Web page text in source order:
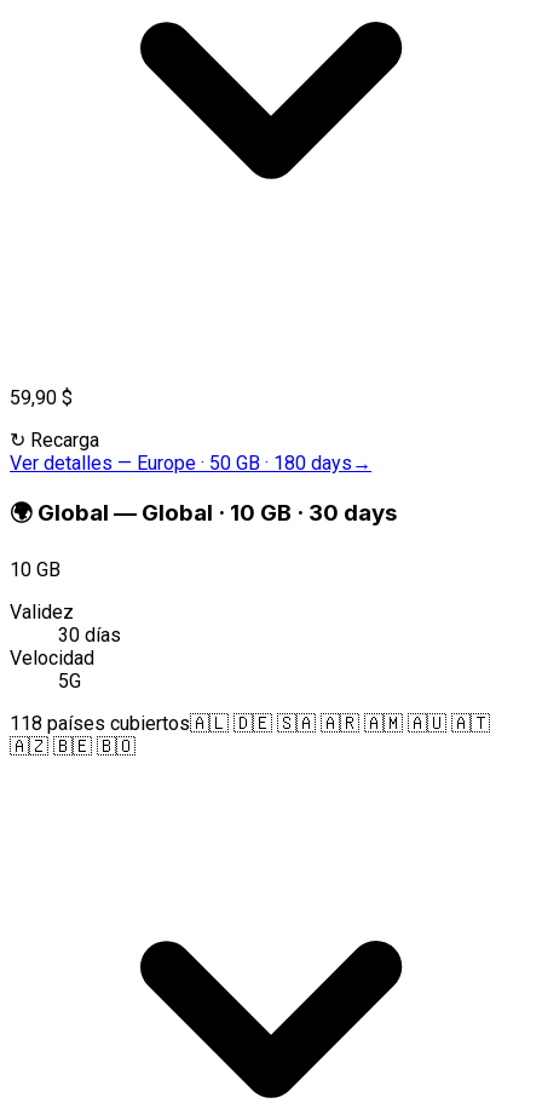
59,90 $
↻ Recarga
Ver detalles — Europe · 50 GB · 180 days →
🌍 Global — Global · 10 GB · 30 days
10 GB
Validez
30 días
Velocidad
5G
118 países cubiertos🇦🇱 🇩🇪 🇸🇦 🇦🇷 🇦🇲 🇦🇺 🇦🇹
🇦🇿 🇧🇪 🇧🇴